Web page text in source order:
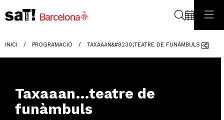
INICI PROGRAMACIÓ TAXAAAN&#8230;TEATRE DE FUNÀMBULS
Taxaaan…teatre de
funàmbuls